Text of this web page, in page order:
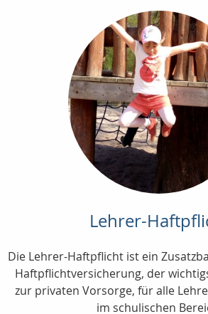
Lehrer-
Die Lehrer-Haftpflicht ist ein
Haftpflichtversicherung, der
zur privaten Vorsorge, für alle
im schulischen